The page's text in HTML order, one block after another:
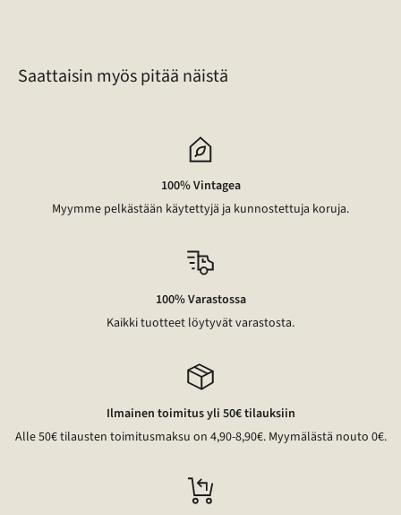
Saattaisin myös pitää näistä
100% Vintagea
Myymme pelkästään käytettyjä ja kunnostettuja koruja.
100% Varastossa
Kaikki tuotteet löytyvät varastosta.
Ilmainen toimitus yli 50€ tilauksiin
Alle 50€ tilausten toimitusmaksu on 4,90-8,90€. Myymälästä nouto 0€.